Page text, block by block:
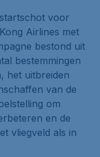
voor
Airlines met
bestond uit
bestemmingen
het uitbreiden
van de
om
en de
vliegveld als in